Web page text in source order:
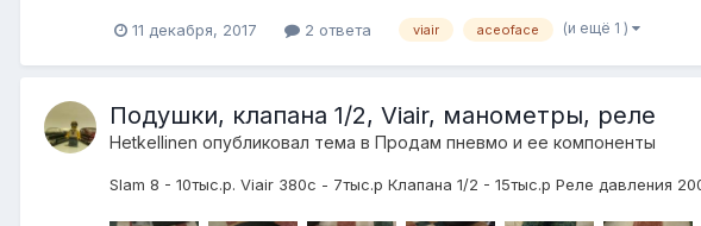
11 декабря, 2017 2 ответа viair aceoface (и ещё 1 )
Подушки, клапана 1/2, Viair, манометры, реле
Hetkellinen опубликовал тема в Продам пневмо и ее компоненты
Slam 8 - 10тыс.р. Viair 380c - 7тыс.р Клапана 1/2 - 15тыс.р Реле давления